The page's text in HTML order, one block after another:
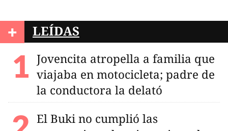
+ LEÍDAS
Jovencita atropella a familia que
viajaba en motocicleta; padre de
la conductora la delató
El Buki no cumplió las